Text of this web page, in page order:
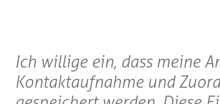
Ich willige ein, dass meine
Kontaktaufnahme und